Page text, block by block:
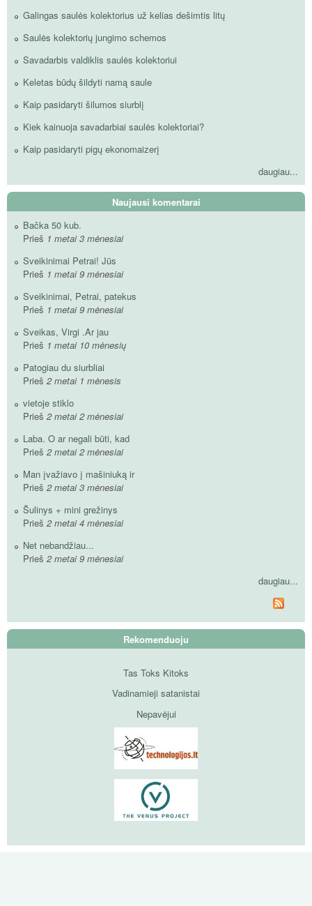
Galingas saulės kolektorius už kelias dešimtis litų
Saulės kolektorių jungimo schemos
Savadarbis valdiklis saulės kolektoriui
Keletas būdų šildyti namą saule
Kaip pasidaryti šilumos siurblį
Kiek kainuoja savadarbiai saulės kolektoriai?
Kaip pasidaryti pigų ekonomaizerį
daugiau...
Naujausi komentarai
Bačka 50 kub.
Prieš 1 metai 3 mėnesiai
Sveikinimai Petrai! Jūs
Prieš 1 metai 9 mėnesiai
Sveikinimai, Petrai, patekus
Prieš 1 metai 9 mėnesiai
Sveikas, Virgi .Ar jau
Prieš 1 metai 10 mėnesių
Patogiau du siurbliai
Prieš 2 metai 1 mėnesis
vietoje stiklo
Prieš 2 metai 2 mėnesiai
Laba. O ar negali būti, kad
Prieš 2 metai 2 mėnesiai
Man įvažiavo į mašiniuką ir
Prieš 2 metai 3 mėnesiai
Šulinys + mini grežinys
Prieš 2 metai 4 mėnesiai
Net nebandžiau...
Prieš 2 metai 9 mėnesiai
daugiau...
Rekomenduoju
Tas Toks Kitoks
Vadinamieji satanistai
Nepavėjui